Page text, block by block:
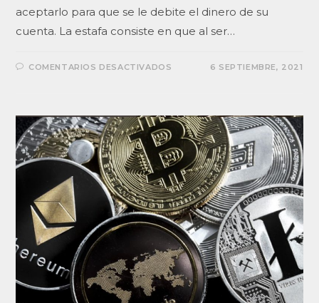
aceptarlo para que se le debite el dinero de su
cuenta. La estafa consiste en que al ser…
COMENTARIOS DESACTIVADOS 6 SEPTIEMBRE, 2021